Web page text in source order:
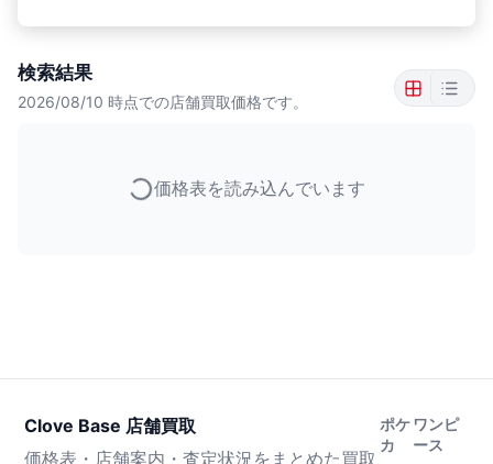
検索結果
2026/08/10 時点での店舗買取価格です。
価格表を読み込んでいます
Clove Base 店舗買取
価格表・店舗案内・査定状況をまとめた買取
ポケ
カ
ワンピ
ース